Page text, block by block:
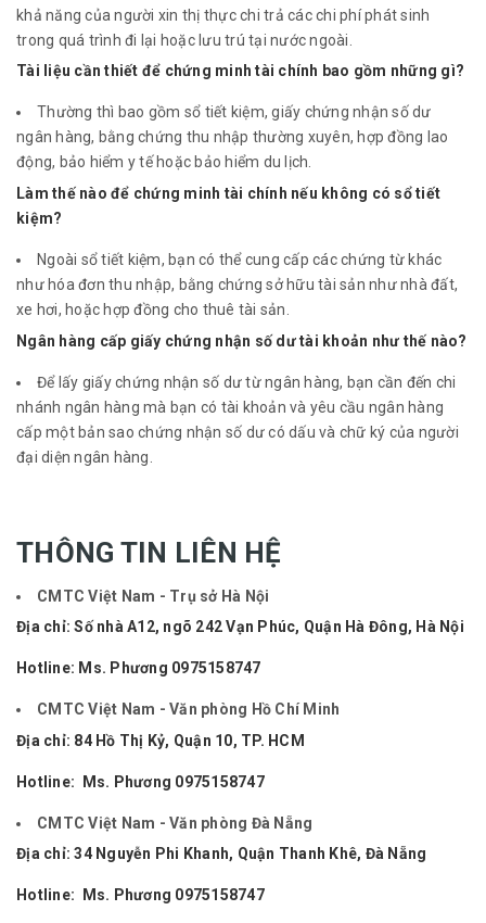
khả năng của người xin thị thực chi trả các chi phí phát sinh
trong quá trình đi lại hoặc lưu trú tại nước ngoài.
Tài liệu cần thiết để chứng minh tài chính bao gồm những gì?
Thường thì bao gồm sổ tiết kiệm, giấy chứng nhận số dư
ngân hàng, bằng chứng thu nhập thường xuyên, hợp đồng lao
động, bảo hiểm y tế hoặc bảo hiểm du lịch.
Làm thế nào để chứng minh tài chính nếu không có sổ tiết
kiệm?
Ngoài sổ tiết kiệm, bạn có thể cung cấp các chứng từ khác
như hóa đơn thu nhập, bằng chứng sở hữu tài sản như nhà đất,
xe hơi, hoặc hợp đồng cho thuê tài sản.
Ngân hàng cấp giấy chứng nhận số dư tài khoản như thế nào?
Để lấy giấy chứng nhận số dư từ ngân hàng, bạn cần đến chi
nhánh ngân hàng mà bạn có tài khoản và yêu cầu ngân hàng
cấp một bản sao chứng nhận số dư có dấu và chữ ký của người
đại diện ngân hàng.
THÔNG TIN LIÊN HỆ
CMTC Việt Nam - Trụ sở Hà Nội
Địa chỉ:Số nhà A12, ngõ 242 Vạn Phúc, Quận Hà Đông, Hà Nội
Hotline: Ms. Phương 0975158747
CMTC Việt Nam - Văn phòng Hồ Chí Minh
Địa chỉ: 84 Hồ Thị Kỷ, Quận 10, TP. HCM
Hotline: Ms. Phương 0975158747
CMTC Việt Nam - Văn phòng Đà Nẵng
Địa chỉ: 34 Nguyễn Phi Khanh, Quận Thanh Khê, Đà Nẵng
Hotline: Ms. Phương 0975158747